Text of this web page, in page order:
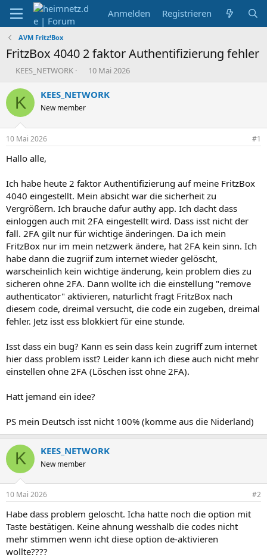
Anmelden Registrieren
AVM Fritz!Box
FritzBox 4040 2 faktor Authentifizierung fehler
E
s
e
r
KEES_NETWORK
E
s
t
10 Mai 2026
K KEES_NETWORK
New member
10 Mai 2026 #1
Hallo alle,
Ich habe heute 2 faktor Authentifizierung auf meine FritzBox
4040 eingestellt. Mein absicht war die sicherheit zu
Vergrößern. Ich brauche dafur authy app. Ich dacht dass
einloggen auch mit 2FA eingestellt wird. Dass isst nicht der
fall. 2FA gilt nur für wichtige änderingen. Da ich mein
FritzBox nur im mein netzwerk ändere, hat 2FA kein sinn. Ich
habe dann die zugriif zum internet wieder gelöscht,
warscheinlich kein wichtige änderung, kein problem dies zu
sicheren ohne 2FA. Dann wollte ich die einstellung "remove
authenticator" aktivieren, naturlicht fragt FritzBox nach
diesem code, dreimal versucht, die code ein zugeben, dreimal
fehler. Jetz isst ess blokkiert für eine stunde.
Isst dass ein bug? Kann es sein dass kein zugriff zum internet
hier dass problem isst? Leider kann ich diese auch nicht mehr
einstellen ohne 2FA (Löschen isst ohne 2FA).
Hatt jemand ein idee?
PS mein Deutsch isst nicht 100% (komme aus die Niderland)
K KEES_NETWORK
New member
10 Mai 2026 #2
Habe dass problem geloscht. Icha hatte noch die option mit
Taste bestätigen. Keine ahnung wesshalb die codes nicht
mehr stimmen wenn icht diese option de-aktivieren
wollte????